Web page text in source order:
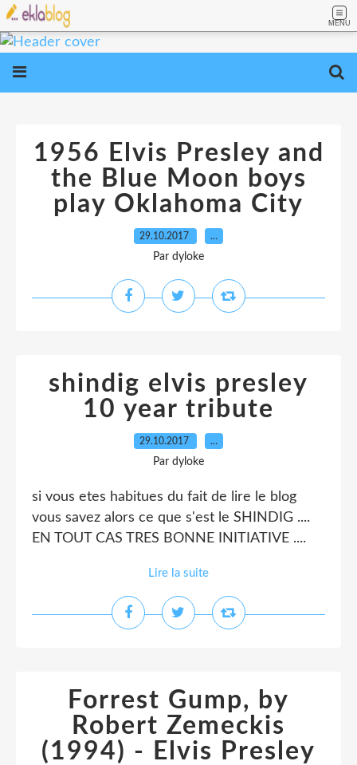
MENU
1956 Elvis Presley and
the Blue Moon boys
play Oklahoma City
29.10.2017 …
Par dyloke
shindig elvis presley
10 year tribute
29.10.2017 …
Par dyloke
si vous etes habitues du fait de lire le blog
vous savez alors ce que s'est le SHINDIG ....
EN TOUT CAS TRES BONNE INITIATIVE ....
Lire la suite
Forrest Gump, by
Robert Zemeckis
(1994) - Elvis Presley